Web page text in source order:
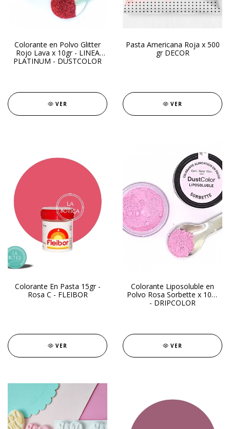
Colorante en Polvo Glitter
Rojo Lava x 10gr - LINEA
PLATINUM - DUSTCOLOR
VER
Pasta Americana Roja x 500
gr DECOR
VER
Colorante En Pasta 15gr -
Rosa C - FLEIBOR
VER
Colorante Liposoluble en
Polvo Rosa Sorbette x 10gr
- DRIPCOLOR
VER